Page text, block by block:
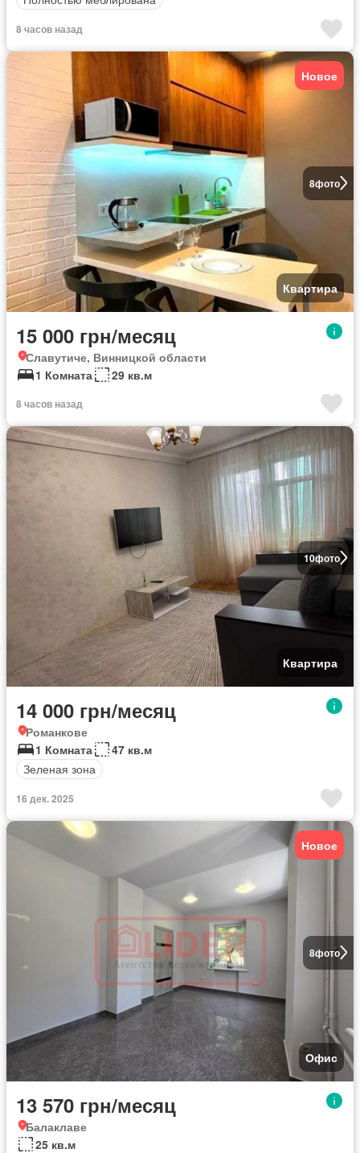
8 часов назад
8фото
Новое
Квартира
15 000 грн/месяц
Славутиче, Винницкой области
1 Комната
29 кв.м
8 часов назад
10фото
Квартира
14 000 грн/месяц
Романкове
1 Комната
47 кв.м
Зеленая зона
16 дек. 2025
8фото
Новое
Офис
13 570 грн/месяц
Балаклаве
25 кв.м